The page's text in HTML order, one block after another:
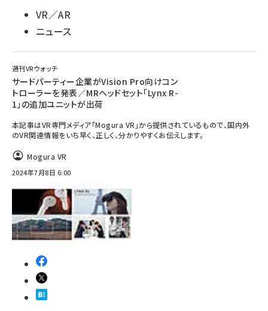
VR／AR
ニュース
週刊VRウォッチ
サードパーティー企業がVision Pro向けコン
トローラーを発表／MRヘッドセット「Lynx R-
1」の追加ユニットが出荷
本記事はVR専門メディア「Mogura VR」から提供されているもので、国内外
のVR関連情報をいち早く、正しく、分かりやすくお伝えします。
Mogura VR
2024年7月8日 6:00